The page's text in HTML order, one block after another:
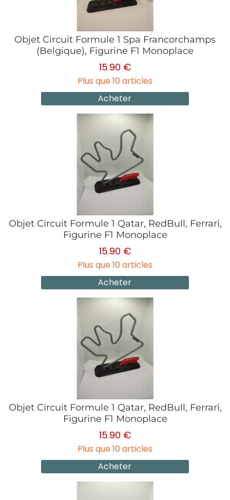
Objet Circuit Formule 1 Spa Francorchamps
(Belgique), Figurine F1 Monoplace
15.90 €
Plus que 10 articles
Acheter
Objet Circuit Formule 1 Qatar, RedBull, Ferrari,
Figurine F1 Monoplace
15.90 €
Plus que 10 articles
Acheter
Objet Circuit Formule 1 Qatar, RedBull, Ferrari,
Figurine F1 Monoplace
15.90 €
Plus que 10 articles
Acheter